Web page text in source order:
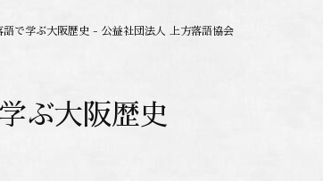
語で学ぶ大阪歴史 - 公益社団法人 上方落語協会
ぶ大阪歴史